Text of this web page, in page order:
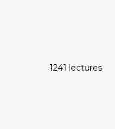
1241 lectures